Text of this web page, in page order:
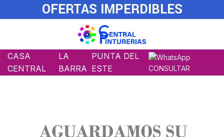
OFERTAS IMPERDIBLES
CASA
CENTRAL
LA
BARRA
PUNTA DEL
ESTE
CONSULTAR